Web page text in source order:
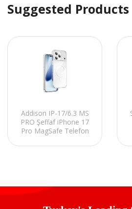
Suggested Products
Addison IP-17/6.3 MS
PRO Şeffaf iPhone 17
Pro MagSafe Telefon